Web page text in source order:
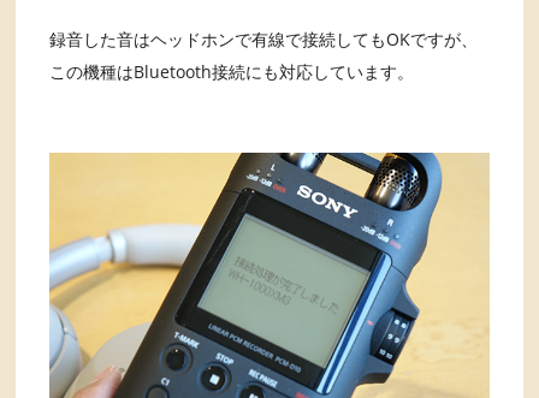
録音した音はヘッドホンで有線で接続してもOKですが、
この機種はBluetooth接続にも対応しています。